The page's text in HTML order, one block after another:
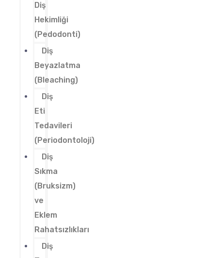
Diş
Hekimliği
(Pedodonti)
Diş
Beyazlatma
(Bleaching)
Diş
Eti
Tedavileri
(Periodontoloji)
Diş
Sıkma
(Bruksizm)
ve
Eklem
Rahatsızlıkları
Diş